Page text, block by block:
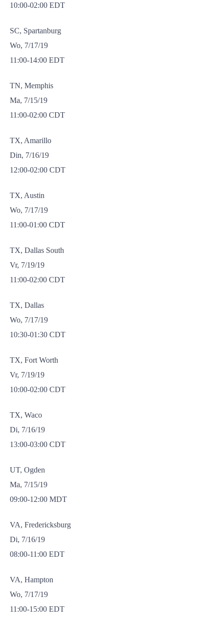
10:00-02:00 EDT
SC, Spartanburg
Wo, 7/17/19
11:00-14:00 EDT
TN, Memphis
Ma, 7/15/19
11:00-02:00 CDT
TX, Amarillo
Din, 7/16/19
12:00-02:00 CDT
TX, Austin
Wo, 7/17/19
11:00-01:00 CDT
TX, Dallas South
Vr, 7/19/19
11:00-02:00 CDT
TX, Dallas
Wo, 7/17/19
10:30-01:30 CDT
TX, Fort Worth
Vr, 7/19/19
10:00-02:00 CDT
TX, Waco
Di, 7/16/19
13:00-03:00 CDT
UT, Ogden
Ma, 7/15/19
09:00-12:00 MDT
VA, Fredericksburg
Di, 7/16/19
08:00-11:00 EDT
VA, Hampton
Wo, 7/17/19
11:00-15:00 EDT